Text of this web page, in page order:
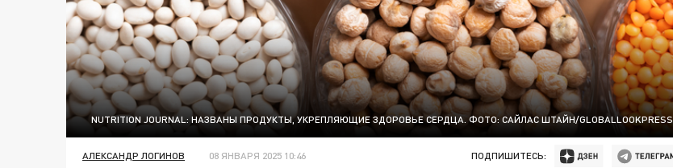
NUTRITION JOURNAL: НАЗВАНЫ ПРОДУКТЫ, УКРЕПЛЯЮЩИЕ ЗДОРОВЬЕ СЕРДЦА. ФОТО: САЙЛАС ШТАЙН/GLOBALLOOKPRESS
АЛЕКСАНДР ЛОГИНОВ 08 ЯНВАРЯ 2025 10:46 ПОДПИШИТЕСЬ: